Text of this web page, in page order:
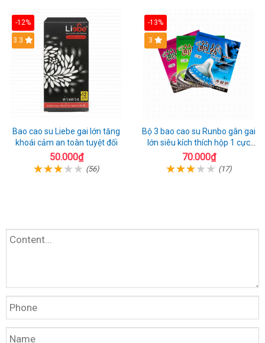
-12%
3.3
Bao cao su Liebe gai lớn tăng
khoái cảm an toàn tuyệt đối
50.000₫
(56)
-13%
3
Bộ 3 bao cao su Runbo gân gai
lớn siêu kích thích hộp 1 cực
chất
70.000₫
(17)